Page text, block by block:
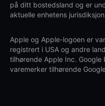
på ditt bostedsland og er
aktuelle enhetens
Apple og Apple-logoen er
registrert i USA og andre
tilhørende Apple Inc. Google
varemerker tilhørende